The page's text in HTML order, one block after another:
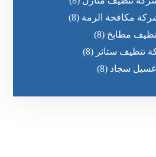
مكافحة الرمة (8)
مطابخ (8)
تنظيف ستائر (8)
غسيل سجاد (8)